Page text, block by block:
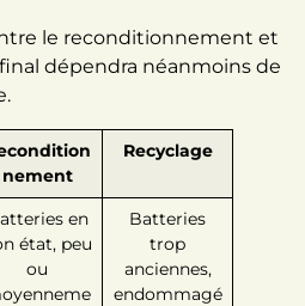
le reconditionnement et
dépendra néanmoins de
nement
Recyclage
en
état, peu
ou
Batteries
trop
anciennes,
endommagé